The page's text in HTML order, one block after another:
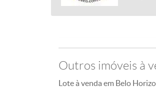
Outros imóveis à
Lote à venda em Belo